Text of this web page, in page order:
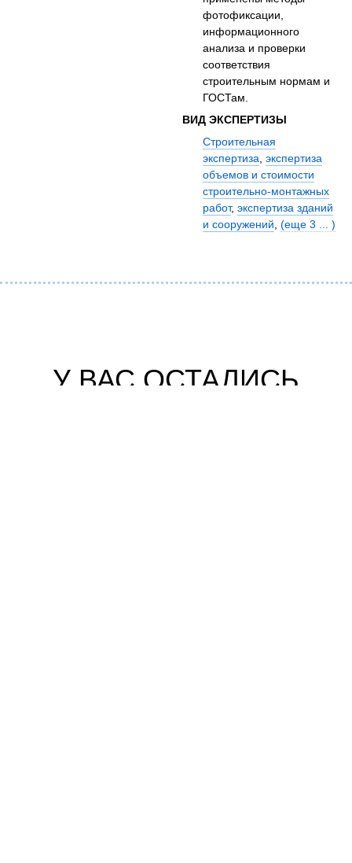
фотофиксации,
информационного
анализа и проверки
соответствия
строительным нормам и
ГОСТам.
ВИД ЭКСПЕРТИЗЫ
Строительная
экспертиза,экспертиза
объемов и стоимости
строительно-монтажных
работ,экспертиза зданий
и сооружений,(еще 3 ... )
У ВАС ОСТАЛИСЬ